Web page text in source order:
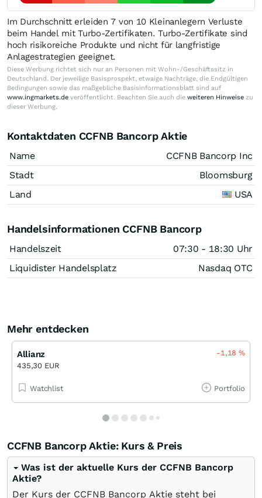
Im Durchschnitt erleiden 7 von 10 Kleinanlegern Verluste
beim Handel mit Turbo-Zertifikaten. Turbo-Zertifikate sind
hoch risikoreiche Produkte und nicht für langfristige
Anlagestrategien geeignet.
Diese Werbung richtet sich nur an Personen mit Wohn-/Geschäftssitz in
Deutschland. Der jeweilige Basisprospekt, etwaige Nachträge, die Endgültigen
Bedingungen sowie das maßgebliche Basisinformationsblatt sind auf
www.ingmarkets.de veröffentlicht. Beachten Sie auch die weiteren Hinweise zu
dieser Werbung.
Kontaktdaten CCFNB Bancorp Aktie
Name
CCFNB Bancorp Inc
Stadt
Bloomsburg
Land
USA
Handelsinformationen CCFNB Bancorp
Handelszeit
07:30 - 18:30 Uhr
Liquidister Handelsplatz
Nasdaq OTC
Mehr entdecken
Allianz
435,30 EUR
-1,18%
Watchlist Portfolio
CCFNB Bancorp Aktie: Kurs & Preis
Was ist der aktuelle Kurs der CCFNB Bancorp
Aktie?
Der Kurs der CCFNB Bancorp Aktie steht bei